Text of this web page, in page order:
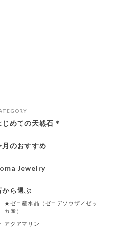
じめての天然石＊
月のおすすめ
Jewelry
から選ぶ
★ゼコ産水晶（ゼコデソウザ／ゼッ
カ産）
アクアマリン